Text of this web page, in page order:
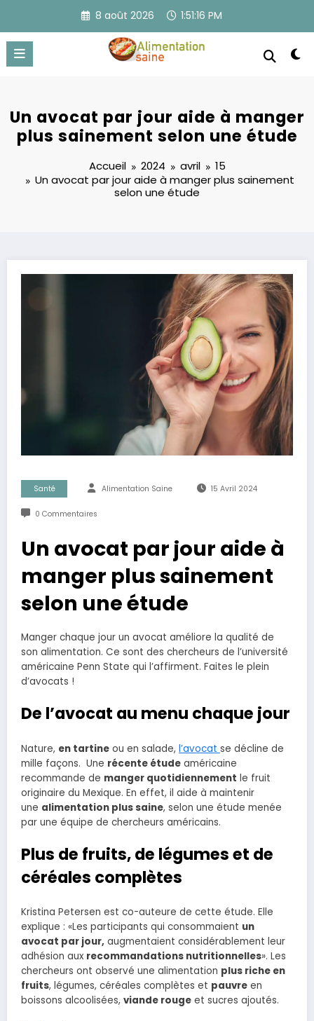
contenu
8 août 2026 1:51:16 PM
Un avocat par jour aide à manger
plus sainement selon une étude
Accueil 2024 avril
15
Un avocat par jour aide à manger plus sainement
selon une étude
Santé Alimentation Saine 15 Avril 2024
0 Commentaires
Un avocat par jour aide à
manger plus sainement
selon une étude
Manger chaque jour un avocat améliore la qualité de
son alimentation. Ce sont des chercheurs de l’université
américaine Penn State qui l’affirment. Faites le plein
d’avocats !
De l’avocat au menu chaque jour
Nature, en tartine ou en salade, l’avocat se décline de
mille façons. Une récente étude américaine
recommande de manger quotidiennement le fruit
originaire du Mexique. En effet, il aide à maintenir
une alimentation plus saine, selon une étude menée
par une équipe de chercheurs américains.
Plus de fruits, de légumes et de
céréales complètes
Kristina Petersen est co-auteure de cette étude. Elle
explique : «Les participants qui consommaient un
avocat par jour, augmentaient considérablement leur
adhésion aux recommandations nutritionnelles». Les
chercheurs ont observé une alimentation plus riche en
fruits, légumes, céréales complètes et pauvre en
boissons alcoolisées, viande rouge et sucres ajoutés.